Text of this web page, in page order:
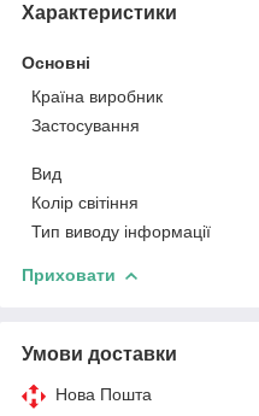
Характеристики
Основні
Країна виробник
Застосування
Вид
Колір світіння
Тип виводу інформації
Приховати
Умови доставки
Нова Пошта